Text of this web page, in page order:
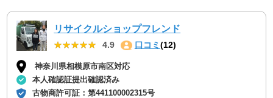
リサイクルショップフレンド
★★★★★
★★★★★ 4.9 口コミ (12)
神奈川県相模原市南区対応
本人確認証提出確認済み
古物商許可証：第441100002315号